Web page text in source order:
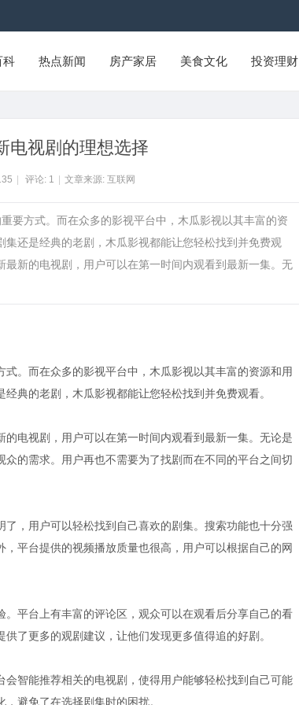
科 热点新闻 房产家居 美食文化 投资理财
电视剧的理想选择
评论: 1 文章来源: 互联网
要方式。而在众多的影视平台中，木瓜影视以其丰富的资
还是经典的老剧，木瓜影视都能让您轻松找到并免费观
新的电视剧，用户可以在第一时间内观看到最新一集。无
。而在众多的影视平台中，木瓜影视以其丰富的资源和用
典的老剧，木瓜影视都能让您轻松找到并免费观看。
电视剧，用户可以在第一时间内观看到最新一集。无论是
的需求。用户再也不需要为了找剧而在不同的平台之间切
，用户可以轻松找到自己喜欢的剧集。搜索功能也十分强
平台提供的视频播放质量也很高，用户可以根据自己的网
平台上有丰富的评论区，观众可以在观看后分享自己的看
了更多的观剧建议，让他们发现更多值得追的好剧。
智能推荐相关的电视剧，使得用户能够轻松找到自己可能
避免了在选择剧集时的困扰。